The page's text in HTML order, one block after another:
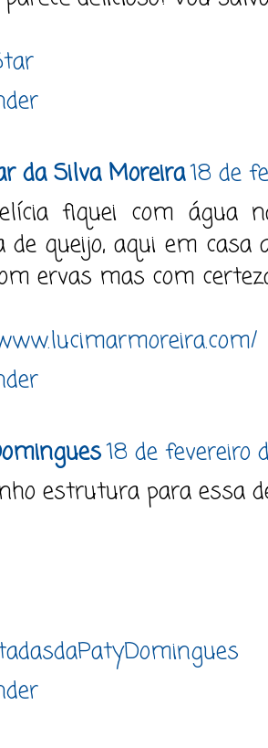
da Silva Moreira18 de
fiquei com água
de queijo, aqui em casa
ervas mas com
18 de fevereiro
estrutura para essa